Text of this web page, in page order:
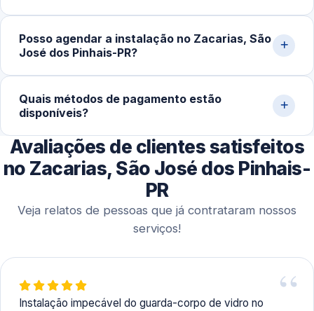
entre 2 e 5 horas. Projetos maiores, como escadas ou
fachadas extensas, podem demandar mais tempo
devido ao nivelamento e fixações adicionais.
Posso agendar a instalação no Zacarias, São
José dos Pinhais-PR?
quanto com agendamentos programados. Isso permite
organizar melhor o projeto, realizar medições prévias e
executar a instalação de forma planejada.
Quais métodos de pagamento estão
disponíveis?
Aceitamos Pix, cartões de crédito e débito,
transferências bancárias e dinheiro, oferecendo
praticidade aos clientes.
Avaliações de clientes satisfeitos
no Zacarias, São José dos Pinhais-
PR
Veja relatos de pessoas que já contrataram nossos
serviços!
Instalação impecável do guarda-corpo de vidro no